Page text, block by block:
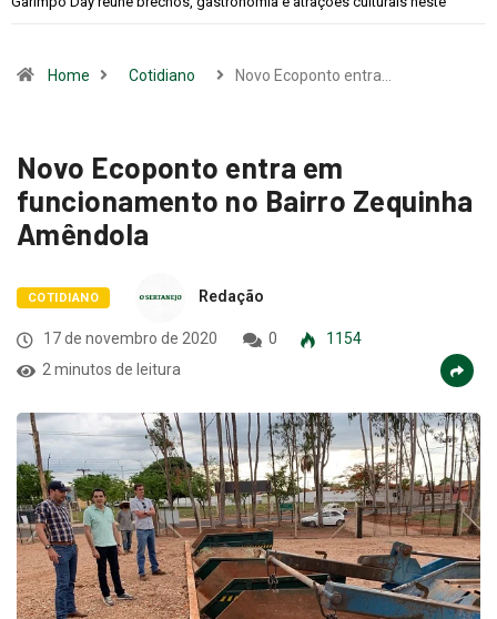
Home Cotidiano Novo Ecoponto entra…
Novo Ecoponto entra em
funcionamento no Bairro Zequinha
Amêndola
COTIDIANO Redação
17 de novembro de 2020 0
1154
2 minutos de leitura